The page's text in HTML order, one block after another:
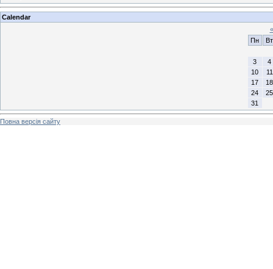
Calendar
«
Пн
Вт
3
4
10
11
17
18
24
25
31
Повна версія сайту